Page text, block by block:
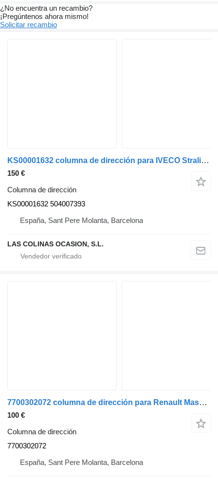
¿No encuentra un recambio?
¡Pregúntenos ahora mismo!
Solicitar recambio
KS00001632 columna de dirección para IVECO Stralis camión
150 €
Columna de dirección
KS00001632 504007393
España, Sant Pere Molanta, Barcelona
LAS COLINAS OCASION, S.L.
7700302072 columna de dirección para Renault Mascott camión
100 €
Columna de dirección
7700302072
España, Sant Pere Molanta, Barcelona